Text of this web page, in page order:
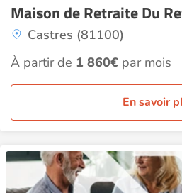
Maison de Retraite Du
Castres (81100)
À partir de 1 860€ par mois
En savoir